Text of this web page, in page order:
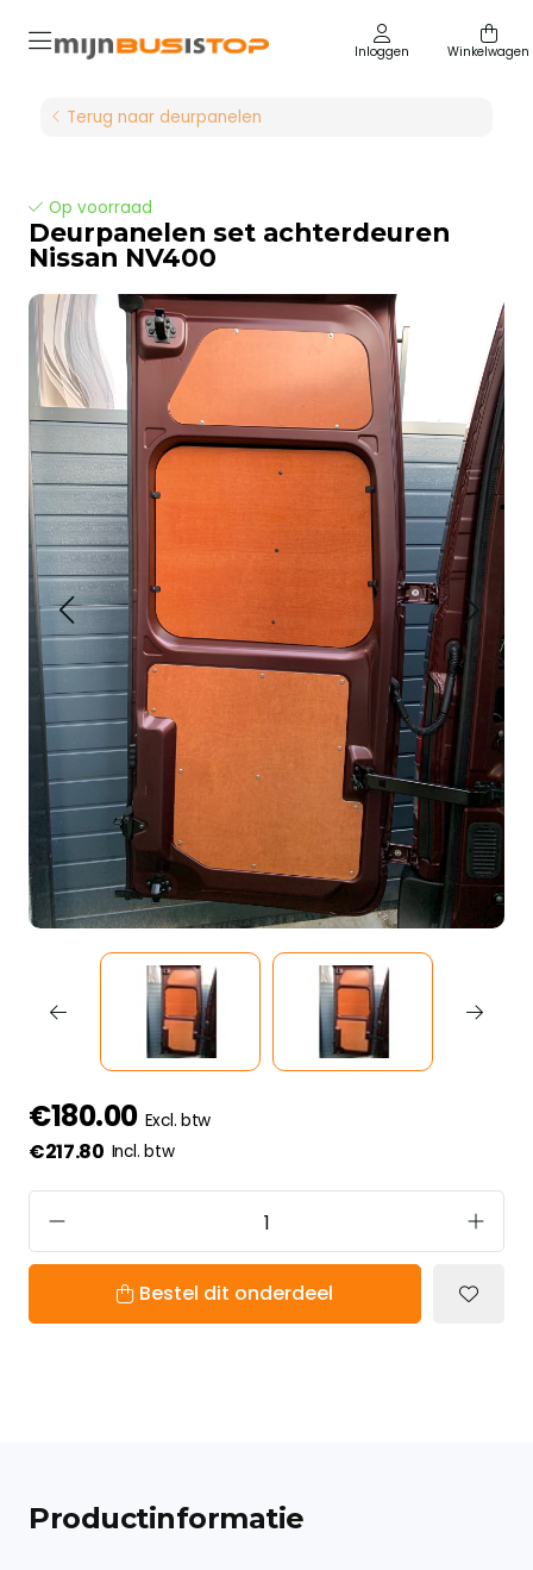
Inloggen Winkelwagen
Terug naar deurpanelen
Op voorraad
Deurpanelen set achterdeuren
Nissan NV400
€180.00 Excl. btw
€217.80 Incl. btw
Bestel dit onderdeel
Productinformatie